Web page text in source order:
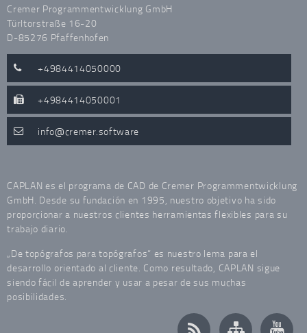
Cremer Programmentwicklung GmbH
Türltorstraße 16-20
D-85276 Pfaffenhofen
+4984414050000
+4984414050001
info cremer.software
CAPLAN es el programa de CAD de Cremer Programmentwicklung
GmbH. Desde su fundación en 1995, nuestro objetivo ha sido
proporcionar a nuestros clientes herramientas flexibles para su
trabajo diario.
„De topógrafos para topógrafos“ es nuestro lema para el
desarrollo orientado al cliente. Como resultado, CAPLAN sigue
siendo fácil de aprender y usar a pesar de sus muchas
posibilidades.